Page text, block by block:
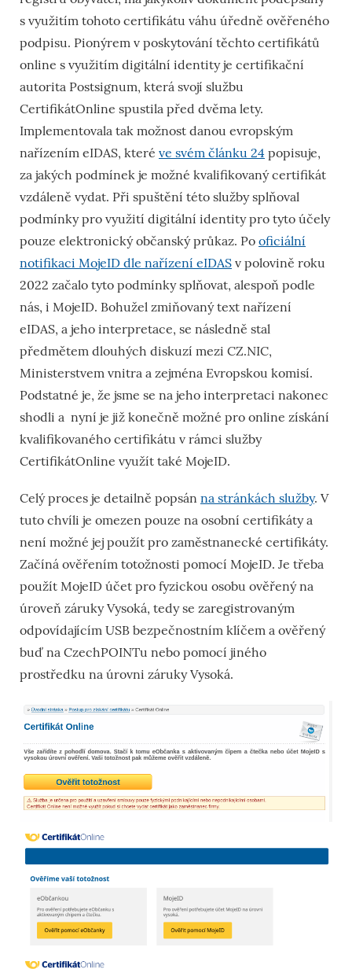
s využitím tohoto certifikátu váhu úředně ověřeného
podpisu. Pionýrem v poskytování těchto certifikátů
online s využitím digitální identity je certifikační
autorita Postsignum, která svojí službu
CertifikátOnline spustila před dvěma lety.
Implementovala tak možnost danou evropským
nařízením eIDAS, které ve svém článku 24 popisuje,
za jakých podmínek je možné kvalifikovaný certifikát
vzdáleně vydat. Při spuštění této služby splňoval
podmínky pro využití digitální identity pro tyto účely
pouze elektronický občanský průkaz. Po oficiální
notifikaci MojeID dle nařízení eIDAS v polovině roku
2022 začalo tyto podmínky splňovat, alespoň podle
nás, i MojeID. Bohužel zmiňovaný text nařízení
eIDAS, a jeho interpretace, se následně stal
předmětem dlouhých diskuzí mezi CZ.NIC,
Ministerstvem vnitra a zejména Evropskou komisí.
Podstatné je, že jsme se na jeho interpretaci nakonec
shodli a nyní je již konečně možné pro online získání
kvalifikovaného certifikátu v rámci služby
CertifikátOnline využít také MojeID.
Celý proces je detailně popsán na stránkách služby. V
tuto chvíli je omezen pouze na osobní certifikáty a
není možné jej použít pro zaměstnanecké certifikáty.
Začíná ověřením totožnosti pomocí MojeID. Je třeba
použít MojeID účet pro fyzickou osobu ověřený na
úroveň záruky Vysoká, tedy se zaregistrovaným
odpovídajícím USB bezpečnostním klíčem a ověřený
buď na CzechPOINTu nebo pomocí jiného
prostředku na úrovni záruky Vysoká.